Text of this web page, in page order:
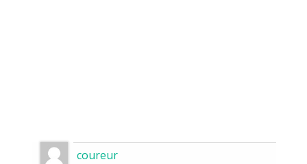
coureur